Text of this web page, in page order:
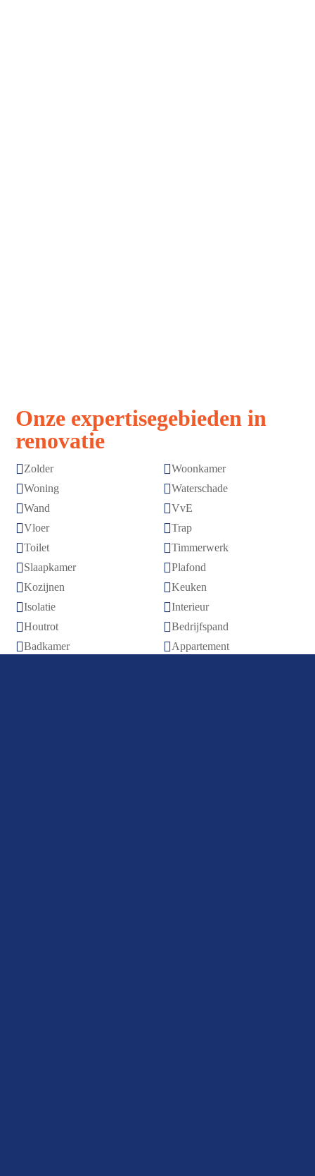
Onze expertisegebieden in
renovatie
Zolder Woonkamer
Woning Waterschade
Wand VvE
Vloer Trap
Toilet Timmerwerk
Slaapkamer Plafond
Kozijnen Keuken
Isolatie Interieur
Houtrot Bedrijfspand
Badkamer Appartement